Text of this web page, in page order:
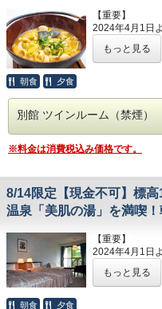
添い寝お子
とさせてい
【お風呂】
「富士山の
湯は柔らか
い。
◆営業時間：
がございます
■コンビニエ
のご用意は
ませ。
添い寝お子
とさせていた
◆ホテル清
温泉です。
湯は柔らかく
い。
◆営業時間：
がございます
■コンビニエ
■山中湖旭日
■山中湖交流
をお願いしてお
ご到着後、本館
イン用タブレ
また、ご宿泊
お風呂は大浴
【お部屋】
はございません
◎全室冷暖房、
お子様用のア
はございません
添い寝お子様は
いただきます。
【重要】
2024年4月1日
くか、
ご宿泊当日にク
また、ご宿泊予
に、より快適
ービス』をお
続きをお済ませ
【8/14限定
標高1000mの
大人も子供も
お楽しみくださ
山中湖旭日丘温
ひとときをお
もっと見る
朝食 夕食
別館 ツインルーム（禁煙）
※料金は消費税込み価格です。
8/14限定【現金不可】標
温泉「美肌の湯」を満喫
【重要】
2024年4月1日
くか、
ご宿泊当日にク
もっと見る
朝食 夕食